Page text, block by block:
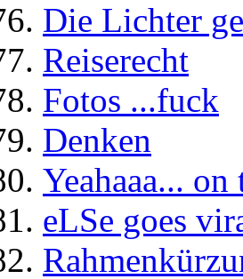
Die Lichter
Reiserecht
Fotos ...fuck
Denken
Yeahaaa...
eLSe goes